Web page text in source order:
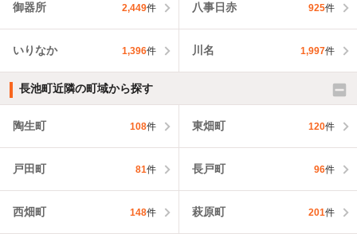
御器所 2,449件 八事日赤 925件
いりなか 1,396件 川名 1,997件
長池町近隣の町域から探す
陶生町 108件 東畑町 120件
戸田町 81件 長戸町 96件
西畑町 148件 萩原町 201件